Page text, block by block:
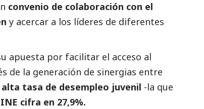
convenio de colaboración con el
y acercar a los líderes de diferentes
apuesta por facilitar el acceso al
de la generación de sinergias entre
alta tasa de desempleo juvenil -la que
cifra en 27,9%.